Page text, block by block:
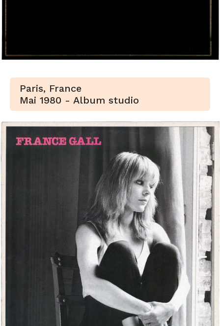
Paris, France
Mai 1980 - Album studio